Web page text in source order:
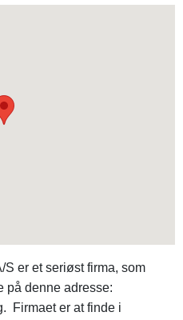
er et seriøst firma, som
på denne adresse:
Firmaet er at finde i